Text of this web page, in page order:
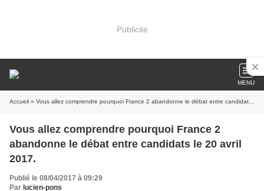
Publicité
MENU
Accueil » Vous allez comprendre pourquoi France 2 abandonne le débat entre candidats le 20 avril 2017.
Vous allez comprendre pourquoi France 2
abandonne le débat entre candidats le 20 avril
2017.
Publié le 08/04/2017 à 09:29
Par lucien-pons